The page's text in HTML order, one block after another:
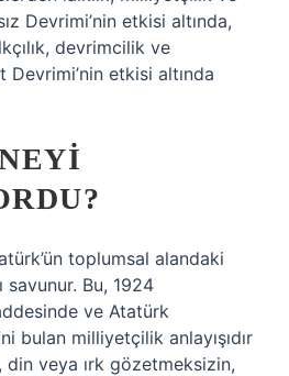
Devrimi’nin etkisi altında,
devrimcilik ve
etkisi altında
toplumsal alandaki
savunur. Bu, 1924
ve Atatürk
bulan milliyetçilik anlayışıdır
din veya ırk gözetmeksizin,